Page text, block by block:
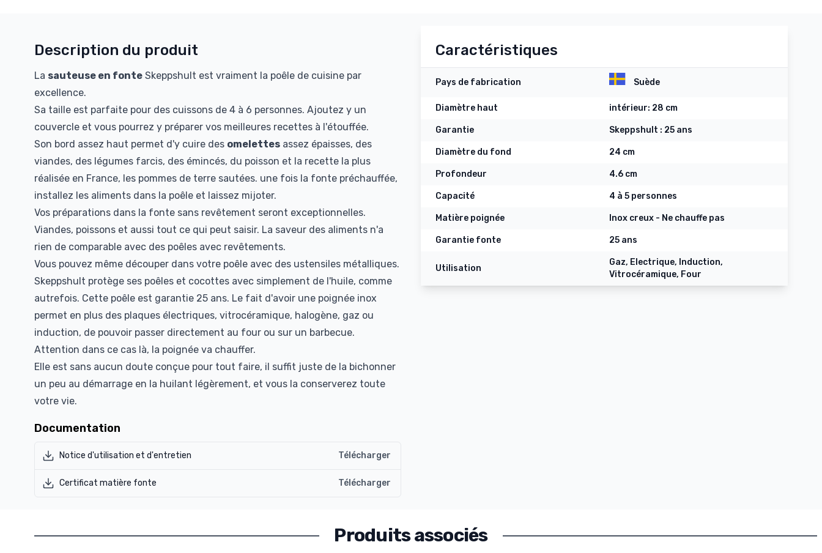
Description du produit
La sauteuse en fonte Skeppshult est vraiment la poêle de cuisine par
excellence.
Sa taille est parfaite pour des cuissons de 4 à 6 personnes. Ajoutez y un
couvercle et vous pourrez y préparer vos meilleures recettes à l'étouffée.
Son bord assez haut permet d'y cuire des omelettes assez épaisses, des
viandes, des légumes farcis, des émincés, du poisson et la recette la plus
réalisée en France, les pommes de terre sautées. une fois la fonte préchauffée,
installez les aliments dans la poêle et laissez mijoter.
Vos préparations dans la fonte sans revêtement seront exceptionnelles.
Viandes, poissons et aussi tout ce qui peut saisir. La saveur des aliments n'a
rien de comparable avec des poêles avec revêtements.
Vous pouvez même découper dans votre poêle avec des ustensiles métalliques.
Skeppshult protège ses poêles et cocottes avec simplement de l'huile, comme
autrefois. Cette poêle est garantie 25 ans. Le fait d'avoir une poignée inox
permet en plus des plaques électriques, vitrocéramique, halogène, gaz ou
induction, de pouvoir passer directement au four ou sur un barbecue.
Attention dans ce cas là, la poignée va chauffer.
Elle est sans aucun doute conçue pour tout faire, il suffit juste de la bichonner
un peu au démarrage en la huilant légèrement, et vous la conserverez toute
votre vie.
Documentation
Notice d'utilisation et d'entretien Télécharger
Certificat matière fonte Télécharger
Caractéristiques
Pays de fabrication Suède
Diamètre haut intérieur: 28 cm
Garantie Skeppshult : 25 ans
Diamètre du fond 24 cm
Profondeur 4.6 cm
Capacité 4 à 5 personnes
Matière poignée Inox creux - Ne chauffe pas
Garantie fonte 25 ans
Utilisation
Gaz, Electrique, Induction,
Vitrocéramique, Four
Produits associés